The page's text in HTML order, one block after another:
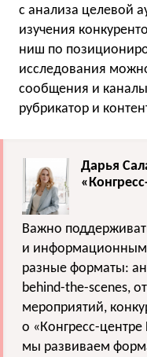
с анализа целевой
изучения
ниш по
исследования
сообщения и
рубрикатор и
Дарья
Важно
и информационным
разные форматы:
behind-the-scenes,
мероприятий,
о «Конгресс-
мы развиваем